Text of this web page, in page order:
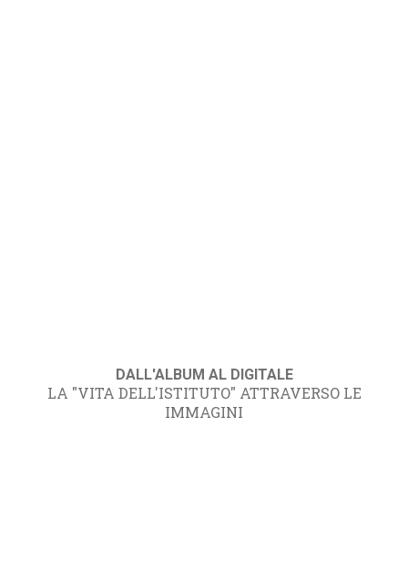
DALL'ALBUM AL DIGITALE
LA "VITA DELL'ISTITUTO" ATTRAVERSO LE
IMMAGINI